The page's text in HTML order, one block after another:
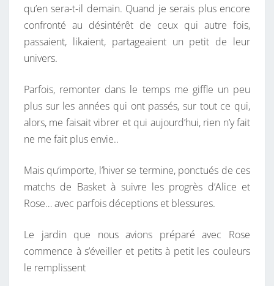
I
N
T
P
S
.
qu’en sera-t-il demain. Quand je serais plus encore
confronté au désintérêt de ceux qui autre fois,
passaient, likaient, partageaient un petit de leur
univers.
Parfois, remonter dans le temps me giffle un peu
plus sur les années qui ont passés, sur tout ce qui,
alors, me faisait vibrer et qui aujourd’hui, rien n’y fait
ne me fait plus envie..
Mais qu’importe, l’hiver se termine, ponctués de ces
matchs de Basket à suivre les progrès d’Alice et
Rose… avec parfois déceptions et blessures.
Le jardin que nous avions préparé avec Rose
commence à s’éveiller et petits à petit les couleurs
le remplissent